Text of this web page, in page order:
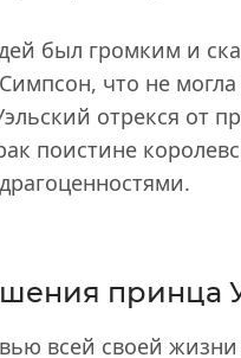
был громким и
что не могла
отрекся от
поистине
принца
всей своей